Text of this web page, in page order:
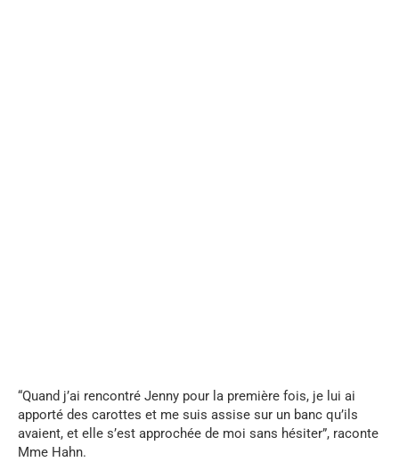
“Quand j’ai rencontré Jenny pour la première fois, je lui ai
apporté des carottes et me suis assise sur un banc qu’ils
avaient, et elle s’est approchée de moi sans hésiter”, raconte
Mme Hahn.